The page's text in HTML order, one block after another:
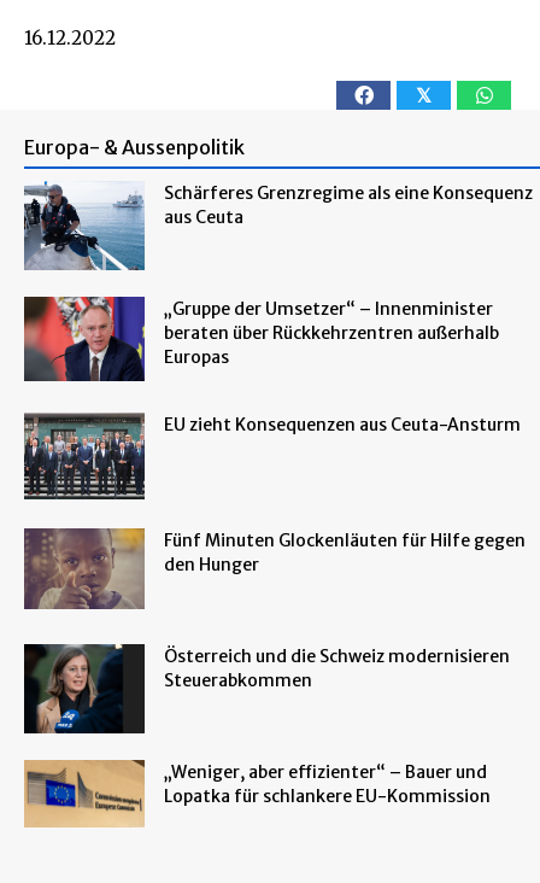
16.12.2022
𝕏
Europa- & Aussenpolitik
Schärferes Grenzregime als eine Konsequenz
aus Ceuta
„Gruppe der Umsetzer“ – Innenminister
beraten über Rückkehrzentren außerhalb
Europas
EU zieht Konsequenzen aus Ceuta-Ansturm
Fünf Minuten Glockenläuten für Hilfe gegen
den Hunger
Österreich und die Schweiz modernisieren
Steuerabkommen
„Weniger, aber effizienter“ – Bauer und
Lopatka für schlankere EU-Kommission